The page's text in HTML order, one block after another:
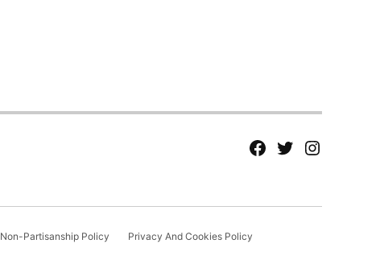
fb Tw tw
Non-Partisanship Policy Privacy And Cookies Policy